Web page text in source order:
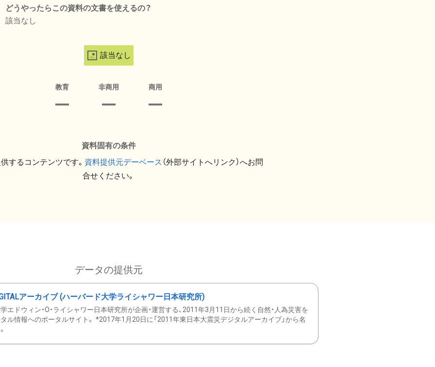
どうやったらこの資料の文書を使えるの？
該当なし
該当なし
教育 非商用 商用
資料固有の条件
するコンテンツです。 資料提供元デーベース （外部サイトへリンク）へお問
合せください。
データの提供元
アーカイブ (ハーバード大学ライシャワー日本研究所)
エドウィン・O・ライシャワー日本研究所が企画・運営する、2011年3月11日から続く自然・人為災害を
ル情報へのポータルサイト。 *2017年1月20日に「2011年東日本大震災デジタルアーカイブ」から名